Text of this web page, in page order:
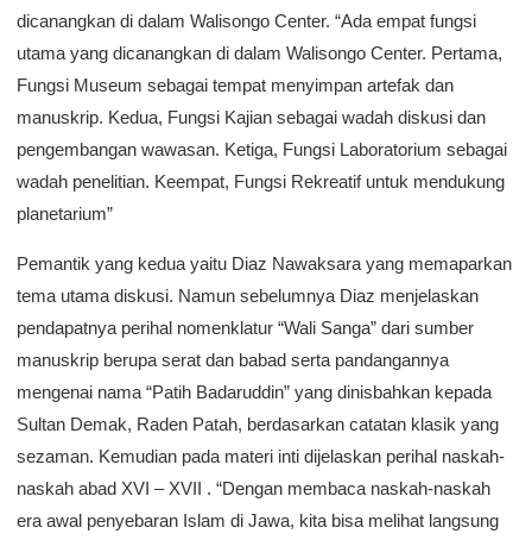
dicanangkan di dalam Walisongo Center. “Ada empat fungsi
utama yang dicanangkan di dalam Walisongo Center. Pertama,
Fungsi Museum sebagai tempat menyimpan artefak dan
manuskrip. Kedua, Fungsi Kajian sebagai wadah diskusi dan
pengembangan wawasan. Ketiga, Fungsi Laboratorium sebagai
wadah penelitian. Keempat, Fungsi Rekreatif untuk mendukung
planetarium”
Pemantik yang kedua yaitu Diaz Nawaksara yang memaparkan
tema utama diskusi. Namun sebelumnya Diaz menjelaskan
pendapatnya perihal nomenklatur “Wali Sanga” dari sumber
manuskrip berupa serat dan babad serta pandangannya
mengenai nama “Patih Badaruddin” yang dinisbahkan kepada
Sultan Demak, Raden Patah, berdasarkan catatan klasik yang
sezaman. Kemudian pada materi inti dijelaskan perihal naskah-
naskah abad XVI – XVII . “Dengan membaca naskah-naskah
era awal penyebaran Islam di Jawa, kita bisa melihat langsung